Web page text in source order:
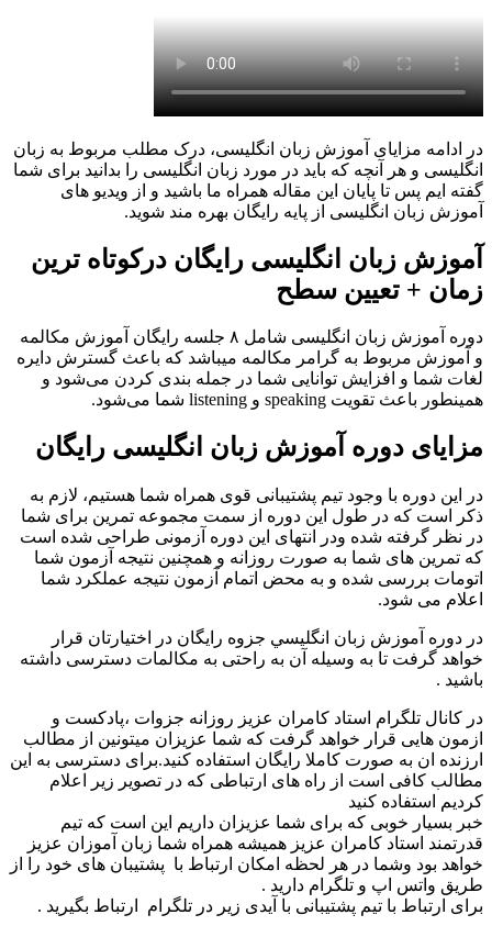
در ادامه مزایای آموزش زبان انگلیسی، درک مطلب مربوط به زبان
انگلیسی و هر آنچه که باید در مورد زبان انگلیسی را بدانید برای شما
گفته ایم پس تا پایان این مقاله همراه ما باشید و از ویدیو های
آموزش زبان انگلیسی از پایه رایگان بهره مند شوید.
آموزش زبان انگلیسی رایگان درکوتاه ترین
زمان + تعیین سطح
دوره آموزش زبان انگليسی شامل ۸ جلسه رایگان آموزش مکالمه
و آموزش مربوط به گرامر مکالمه میباشد که باعث گسترش دایره
لغات شما و افزایش توانایی شما در جمله بندی کردن می‌شود و
همینطور باعث تقویت speaking و listening شما می‌شود.
مزایای دوره آموزش زبان انگليسی رایگان
در این دوره با وجود تیم پشتیبانی قوی همراه شما هستیم، لازم به
ذکر است که در طول این دوره از سمت مجموعه تمرین برای شما
در نظر گرفته شده ودر انتهای این دوره آزمونی طراحی شده است
که تمرین های شما به صورت روزانه و همچنین نتیجه آزمون شما
اتومات بررسی شده و به محض اتمام آزمون نتیجه عملکرد شما
اعلام می شود.
در دوره آموزش زبان انگليسي جزوه رایگان در اختیارتان قرار
خواهد گرفت تا به وسیله آن به راحتی به مکالمات دسترسی داشته
باشید .
در کانال تلگرام استاد کامران عزیز روزانه جزوات ،پادکست و
ازمون هایی قرار خواهد گرفت که شما عزیزان میتونین از مطالب
ارزنده ان به صورت کاملا رایگان استفاده کنید.برای دسترسی به این
مطالب کافی است از راه های ارتباطی که در تصویر زیر اعلام
کردیم استفاده کنید
خبر بسیار خوبی که برای شما عزیزان داریم این است که تیم
قدرتمند استاد کامران عزیز همیشه همراه شما زبان آموزان عزیز
خواهد بود وشما در هر لحظه امکان ارتباط با پشتیبان های خود را از
طریق واتس اپ و تلگرام دارید .
برای ارتباط با تیم پشتیبانی با آیدی زیر در تلگرام ارتباط بگیرید .